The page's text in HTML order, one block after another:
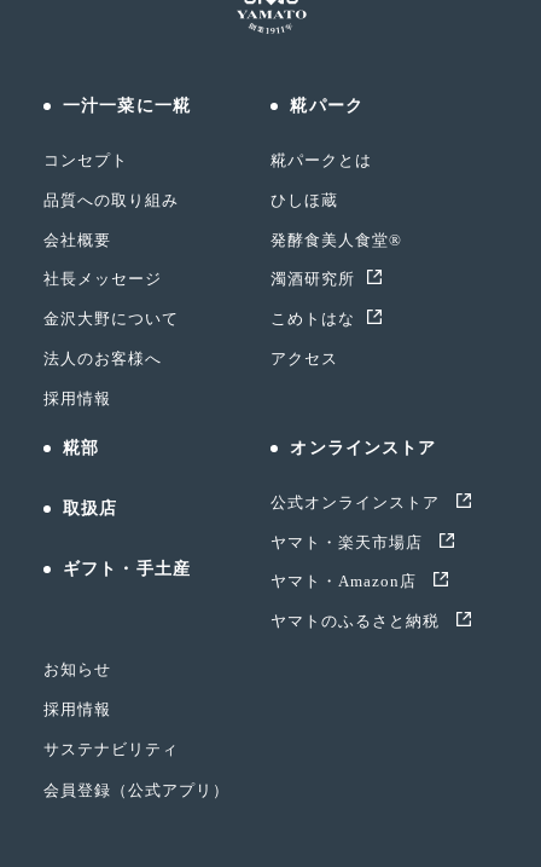
一汁一菜に一糀
コンセプト
品質への取り組み
会社概要
社長メッセージ
金沢大野について
法人のお客様へ
採用情報
糀パーク
糀パークとは
ひしほ蔵
発酵食美人食堂®
濁酒研究所
こめトはな
アクセス
糀部
取扱店
ギフト・手土産
オンラインストア
公式オンラインストア
ヤマト・楽天市場店
ヤマト・Amazon店
ヤマトのふるさと納税
お知らせ
採用情報
サステナビリティ
会員登録（公式アプリ）